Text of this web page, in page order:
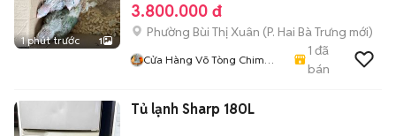
1 phút trước 1
3.800.000 đ
Phường Bùi Thị Xuân (P. Hai Bà Trưng mới)
Cửa Hàng Võ Tòng Chim
1 đã
bán
Tủ lạnh Sharp 180L